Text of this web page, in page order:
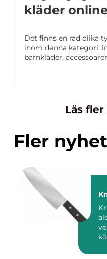
kläder
Det finns en rad olika
inom denna kategori,
barnkläder,
Läs
Fler